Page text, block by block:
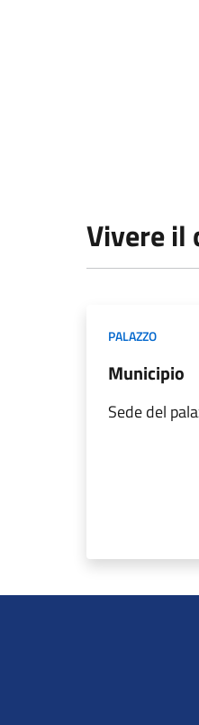
Vivere il
PALAZZO
Municipio
Sede del